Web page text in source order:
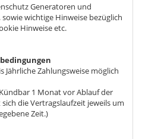
Generatoren und
wichtige Hinweise bezüglich
Hinweise etc.
Jährliche Zahlungsweise möglich
1 Monat vor Ablauf der
die Vertragslaufzeit jeweils um
Zeit.)